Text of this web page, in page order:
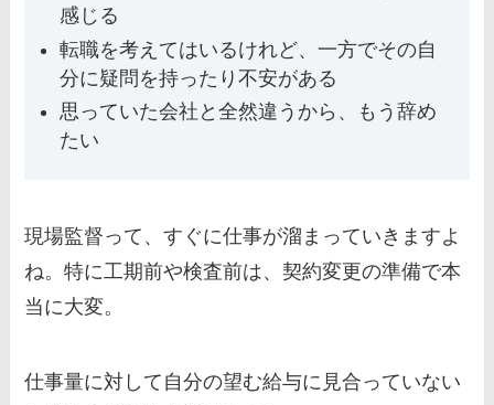
感じる
転職を考えてはいるけれど、一方でその自
分に疑問を持ったり不安がある
思っていた会社と全然違うから、もう辞め
たい
現場監督って、すぐに仕事が溜まっていきますよ
ね。特に工期前や検査前は、契約変更の準備で本
当に大変。
仕事量に対して自分の望む給与に見合っていない